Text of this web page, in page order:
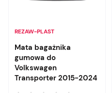
REZAW-PLAST
Mata bagażnika
gumowa do
Volkswagen
Transporter 2015-2024